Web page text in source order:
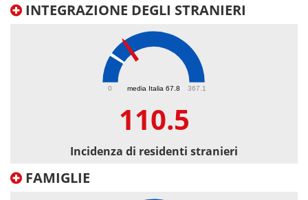
INTEGRAZIONE DEGLI STRANIERI
media Italia 67.8
0 367.1
110.5
Incidenza di residenti stranieri
FAMIGLIE